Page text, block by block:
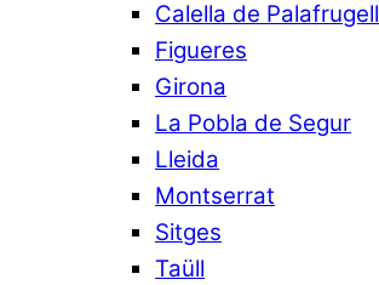
Calella de Palafrugell
Figueres
Girona
La Pobla de Segur
Lleida
Montserrat
Sitges
Taüll